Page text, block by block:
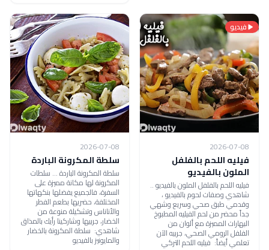
فيديو
2026-07-08
فيليه اللحم بالفلفل
الملون بالفيديو
فيليه اللحم بالفلفل الملون بالفيديو ..
شاهدي وصفات لحوم بالفيديو ،
وقدمي طبق صحي وسريع وشهي
جداً محضر من لحم الفيليه المطبوخ
البهارات المميزة مع ألوان من
الفلفل الرومي الصحي، جربيه الآن
تعلمي أيضاً: فيليه اللحم التركي
2026-07-08
سلطة المكرونة الباردة
سلطة المكرونة الباردة ... سلطات
المكرونة لها مكانة مميزة على
السفرة، فالجميع يفضلها بنكهاتها
المختلفة، حضريها بطعم الفطر
والأناناس وتشكيلة منوعة من
الخضار، جربيها وشاركينا رأيك بالمذاق
شاهدي: سلطة المكرونة بالخضار
والمايونيز بالفيديو